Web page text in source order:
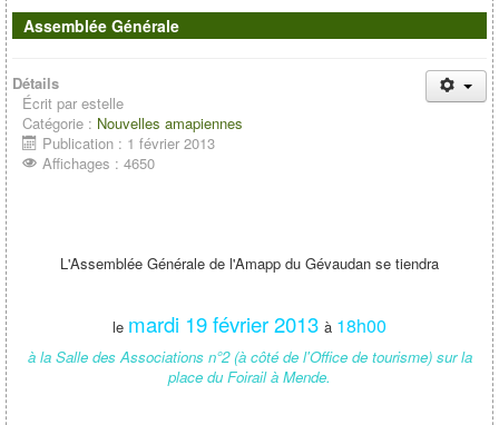
Assemblée Générale
Détails
Écrit par estelle
Catégorie : Nouvelles amapiennes
Publication : 1 février 2013
Affichages : 4650
L'Assemblée Générale de l'Amapp du Gévaudan se tiendra
le mardi 19 février 2013 à 18h00
à la Salle des Associations n°2 (à côté de l'Office de tourisme) sur la
place du Foirail à Mende.